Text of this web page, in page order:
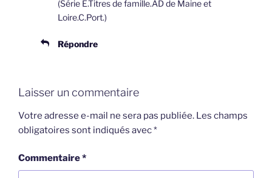
(Série E.Titres de famille.AD de Maine et
Loire.C.Port.)
Répondre
Laisser un commentaire
Votre adresse e-mail ne sera pas publiée. Les champs
obligatoires sont indiqués avec*
Commentaire*